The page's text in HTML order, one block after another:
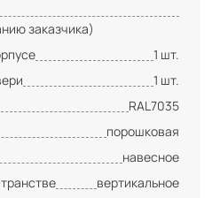
заказчика)
1 шт.
1 шт.
RAL7035
порошковая
навесное
вертикальное